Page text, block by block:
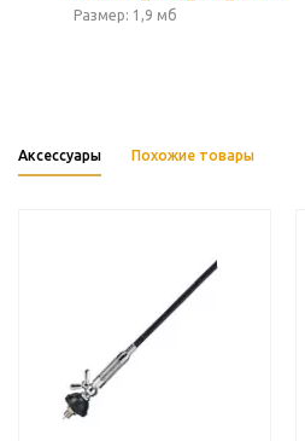
Размер: 1,9 мб
Аксессуары Похожие товары